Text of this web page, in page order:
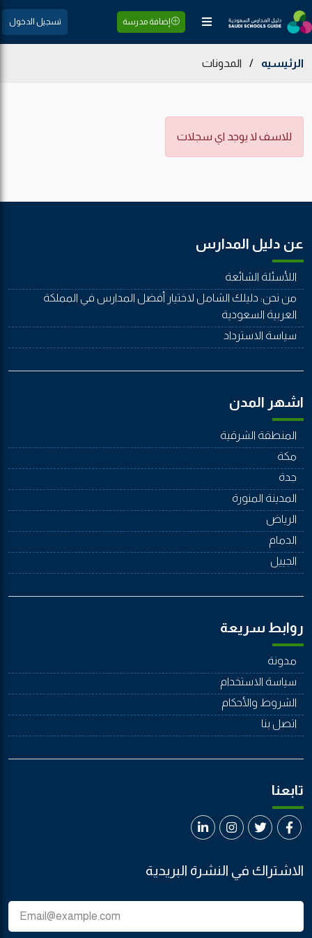
إضافة مدرسة تسجيل الدخول
الرئيسيه / المدونات
للاسف لا يوجد اي سجلات
عن دليل المدارس
اللأسئلة الشائعة
من نحن: دليلك الشامل لاختيار أفضل المدارس في المملكة
العربية السعودية
سياسة الاسترداد
اشهر المدن
المنطقة الشرقية
مكة
جدة
المدينة المنورة
الرياض
الدمام
الجييل
روابط سريعة
مدونة
سياسة الاستخدام
الشروط والأحكام
اتصل بنا
تابعنا
الاشتراك في النشرة البريدية